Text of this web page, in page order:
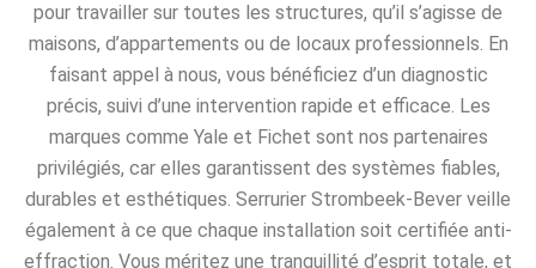
pour travailler sur toutes les structures, qu’il s’agisse de
maisons, d’appartements ou de locaux professionnels. En
faisant appel à nous, vous bénéficiez d’un diagnostic
précis, suivi d’une intervention rapide et efficace. Les
marques comme Yale et Fichet sont nos partenaires
privilégiés, car elles garantissent des systèmes fiables,
durables et esthétiques. Serrurier Strombeek-Bever veille
également à ce que chaque installation soit certifiée anti-
effraction. Vous méritez une tranquillité d’esprit totale, et